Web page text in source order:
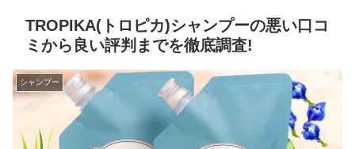
TROPIKA(トロピカ)シャンプーの悪い口コ
ミから良い評判までを徹底調査!
シャンプー